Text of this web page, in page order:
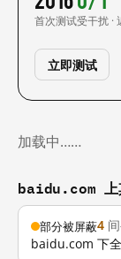
首次测试受干扰 ·
立即测试
加载中……
baidu.com 上
部分被屏蔽4
baidu.com 下